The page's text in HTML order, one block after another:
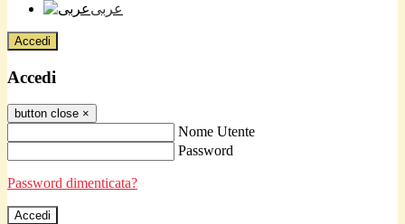
عربى
Accedi
Accedi
button close ×
Nome Utente
Password
Password dimenticata?